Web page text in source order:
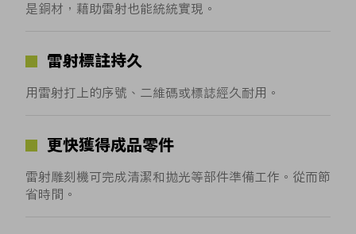
是銅材，藉助雷射也能統統實現。
雷射標註持久
用雷射打上的序號、二維碼或標誌經久耐用。
更快獲得成品零件
雷射雕刻機可完成清潔和拋光等部件準備工作。從而節
省時間。